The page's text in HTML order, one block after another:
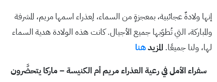
إنها ولادةٌ عجائبية، بمعجزةٍ من السماء، لِعذراء اسمها مريم، المشرفة
والمباركة، التي تُطوّبها جميع الأجيال. كانت هذه الولادة هدية السماء
لها، ولنا جميعًا. المزيدهنا
سفراء الأمل في رعية العذراء مريم أم الكنيسة – ماركا يتحضَّرون